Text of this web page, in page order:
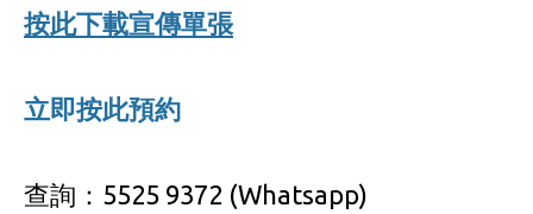
按此下載宣傳單張
立即按此預約
查詢：5525 9372 (Whatsapp)